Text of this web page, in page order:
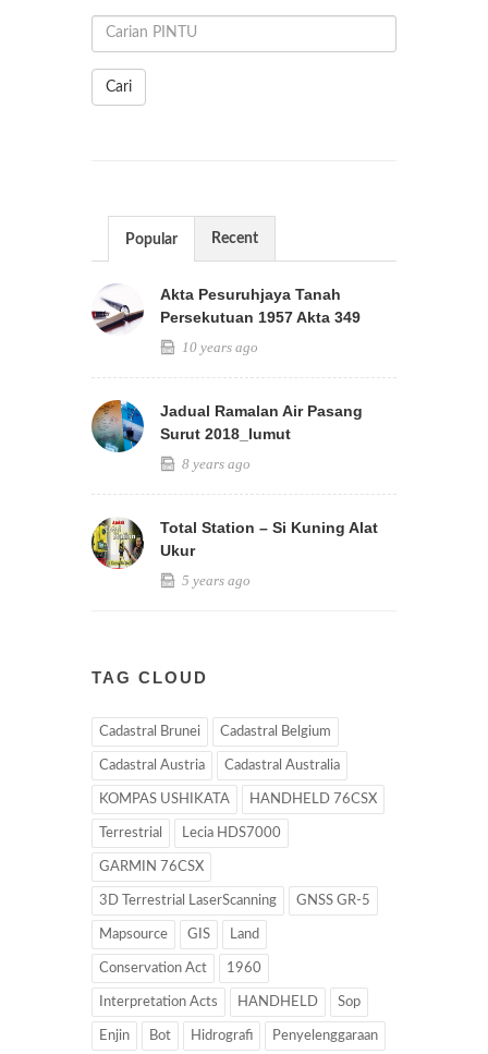
Cari
Popular Recent
Akta Pesuruhjaya Tanah
Persekutuan 1957 Akta 349
10 years ago
Jadual Ramalan Air Pasang
Surut 2018_lumut
8 years ago
Total Station – Si Kuning Alat
Ukur
5 years ago
TAG CLOUD
Cadastral Brunei Cadastral Belgium
Cadastral Austria Cadastral Australia
KOMPAS USHIKATA HANDHELD 76CSX
Terrestrial Lecia HDS7000
GARMIN 76CSX
3D Terrestrial LaserScanning GNSS GR-5
Mapsource GIS Land
Conservation Act 1960
Interpretation Acts HANDHELD Sop
Enjin Bot Hidrografi Penyelenggaraan